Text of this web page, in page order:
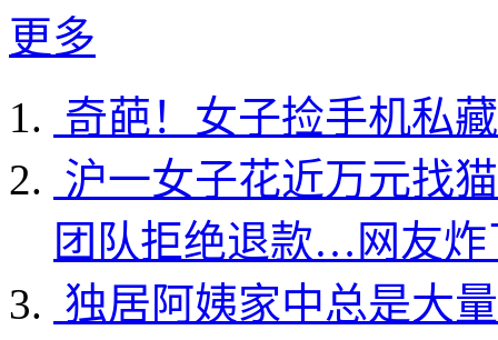
更多
奇葩！女子捡手机私
沪一女子花近万元找
团队拒绝退款…网友炸
独居阿姨家中总是大